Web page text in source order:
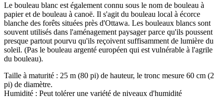
Le bouleau blanc est également connu sous le nom de bouleau à
papier et de bouleau à canoë. Il s'agit du bouleau local à écorce
blanche des forêts situées près d'Ottawa. Les bouleaux blancs sont
souvent utilisés dans l'aménagement paysager parce qu'ils poussent
presque partout pourvu qu'ils reçoivent suffisamment de lumière du
soleil. (Pas le bouleau argenté européen qui est vulnérable à l'agrile
du bouleau).
Taille à maturité : 25 m (80 pi) de hauteur, le tronc mesure 60 cm (2
pi) de diamètre.
Humidité : Peut tolérer une variété de niveaux d'humidité